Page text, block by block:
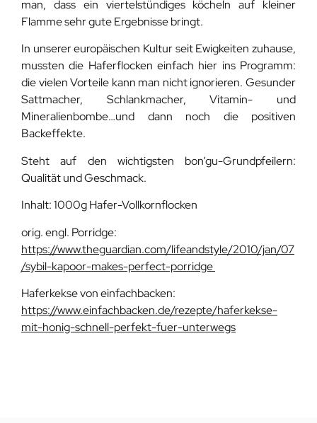
man, dass ein viertelstündiges köcheln auf kleiner
Flamme sehr gute Ergebnisse bringt.
In unserer europäischen Kultur seit Ewigkeiten zuhause,
mussten die Haferflocken einfach hier ins Programm:
die vielen Vorteile kann man nicht ignorieren. Gesunder
Sattmacher, Schlankmacher, Vitamin- und
Mineralienbombe…und dann noch die positiven
Backeffekte.
Steht auf den wichtigsten bon’gu-Grundpfeilern:
Qualität und Geschmack.
Inhalt: 1000g Hafer-Vollkornflocken
orig. engl. Porridge:
https://www.theguardian.com/lifeandstyle/2010/jan/07
/sybil-kapoor-makes-perfect-porridge
Haferkekse von einfachbacken:
https://www.einfachbacken.de/rezepte/haferkekse-
mit-honig-schnell-perfekt-fuer-unterwegs